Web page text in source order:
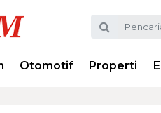
Otomotif Properti